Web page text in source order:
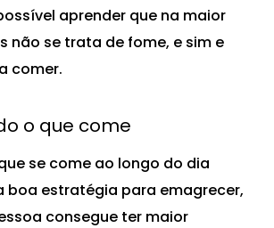
aprender que na maior
não se trata de fome, e sim e
comer.
o que come
se come ao longo do dia
boa estratégia para emagrecer,
consegue ter maior